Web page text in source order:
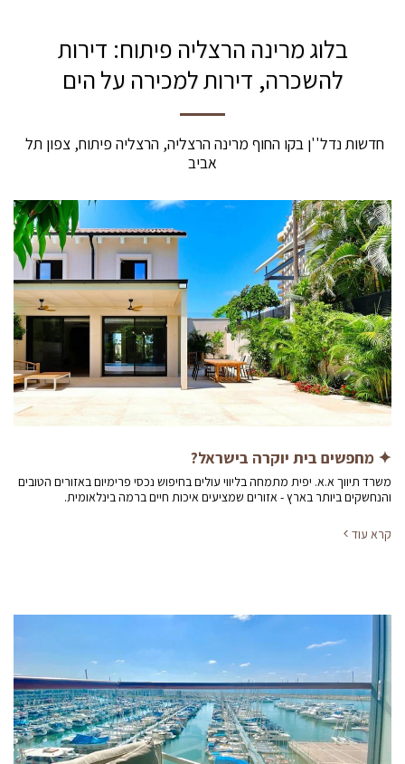
בלוג מרינה הרצליה פיתוח: דירות
להשכרה, דירות למכירה על הים
חדשות נדל''ן בקו החוף מרינה הרצליה, הרצליה פיתוח, צפון תל
אביב
✦ מחפשים בית יוקרה בישראל?
משרד תיווך א.א. יפית מתמחה בליווי עולים בחיפוש נכסי פרימיום באזורים הטובים
והנחשקים ביותר בארץ - אזורים שמציעים איכות חיים ברמה בינלאומית.
קרא עוד